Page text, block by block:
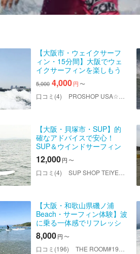
【大阪市・ウェイクサーフ
ィン・15分間】大阪でウェ
イクサーフィンを楽しもう
（写真撮影プレゼント）
5,000 4,000円 〜
口コミ(4) PROSHOP USA☆GI（プロショップウサギ）
【大阪・貝塚市・SUP】的
確なアドバイスで安心！
SUP＆ウインドサーフィン
コース
12,000円 〜
口コミ(4) SUP SHOP TEIYER（サップショップ テイヤー）
【大阪・和歌山県磯ノ浦
Beach・サーフィン体験】波
に乗る一体感でリフレッシ
ュ♪一緒に楽しもう！初めて
のサーフィン半日体験プラ
ン
8,000円 〜
口コミ(196) THE ROOM#19（ザ ルームナンバーナインティーン）